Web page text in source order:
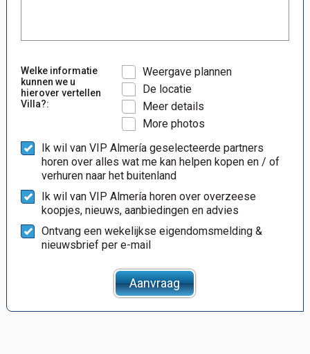
Welke informatie
kunnen we u
hierover vertellen
Villa?:
Weergave plannen
De locatie
Meer details
More photos
Ik wil van VIP Almería geselecteerde partners
horen over alles wat me kan helpen kopen en / of
verhuren naar het buitenland
Ik wil van VIP Almería horen over overzeese
koopjes, nieuws, aanbiedingen en advies
Ontvang een wekelijkse eigendomsmelding &
nieuwsbrief per e-mail
Aanvraag